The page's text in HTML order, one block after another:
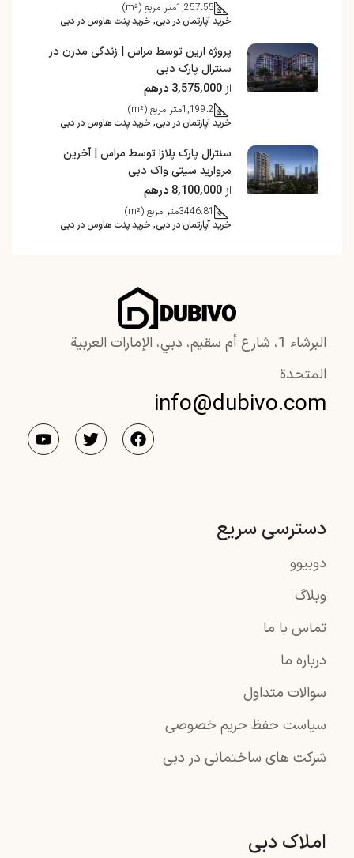
1,257.55متر مربع (m²)
خرید آپارتمان در دبی, خرید پنت هاوس در دبی
پروژه ارین توسط مراس | زندگی مدرن در
سنترال پارک دبی
از 3,575,000 درهم
1,199.2متر مربع (m²)
خرید آپارتمان در دبی, خرید پنت هاوس در دبی
سنترال پارک پلازا توسط مراس | آخرین
مروارید سیتی واک دبی
از 8,100,000 درهم
3446.81متر مربع (m²)
خرید آپارتمان در دبی, خرید پنت هاوس در دبی
البرشاء 1، شارع أم سقيم، دبي، الإمارات العربية
المتحدة
info@dubivo.com
دسترسی سریع
دوبیوو
وبلاگ
تماس با ما
درباره ما
سوالات متداول
سیاست حفظ حریم خصوصی
شرکت های ساختمانی در دبی
املاک دبی